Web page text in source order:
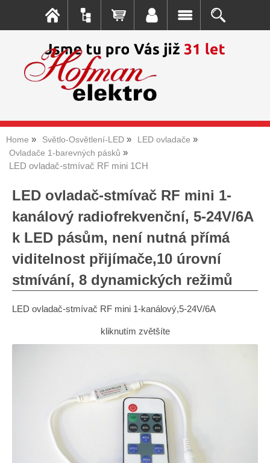
Home Světlo-Osvětlení-LED
LED ovladače
Ovladače 1-barevných pásků
LED ovladač-stmívač RF mini 1CH
LED ovladač-stmívač RF mini 1-
kanálový radiofrekvenční, 5-24V/6A
k LED pásům, není nutná přímá
viditelnost přijímače,10 úrovní
stmívání, 8 dynamických režimů
LED ovladač-stmívač RF mini 1-kanálový,5-24V/6A
kliknutím zvětšíte